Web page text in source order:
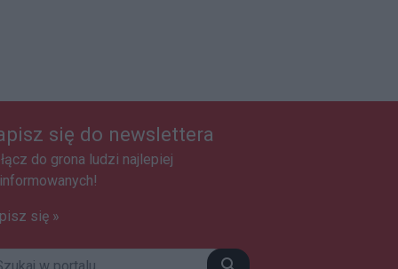
się do newslettera
do grona ludzi najlepiej
się »